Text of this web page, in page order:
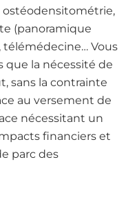
ostéodensitométrie,
(panoramique
Vous
que la nécessité de
sans la contrainte
au versement de
nécessitant un
financiers et
parc des